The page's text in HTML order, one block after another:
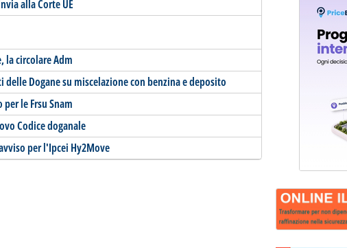
alla Corte UE
la circolare Adm
Dogane su miscelazione con benzina e deposito
le Frsu Snam
Codice doganale
per l'Ipcei Hy2Move